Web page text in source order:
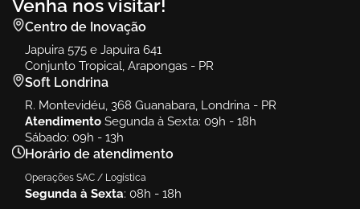
Venha nos visitar!
Centro de Inovação
Japuira 575 e Japuira 641
Conjunto Tropical, Arapongas - PR
Soft Londrina
R. Montevidéu, 368 Guanabara, Londrina - PR
Atendimento Segunda à Sexta: 09h - 18h
Sábado: 09h - 13h
Horário de atendimento
Operações SAC / Logística
Segunda à Sexta: 08h - 18h